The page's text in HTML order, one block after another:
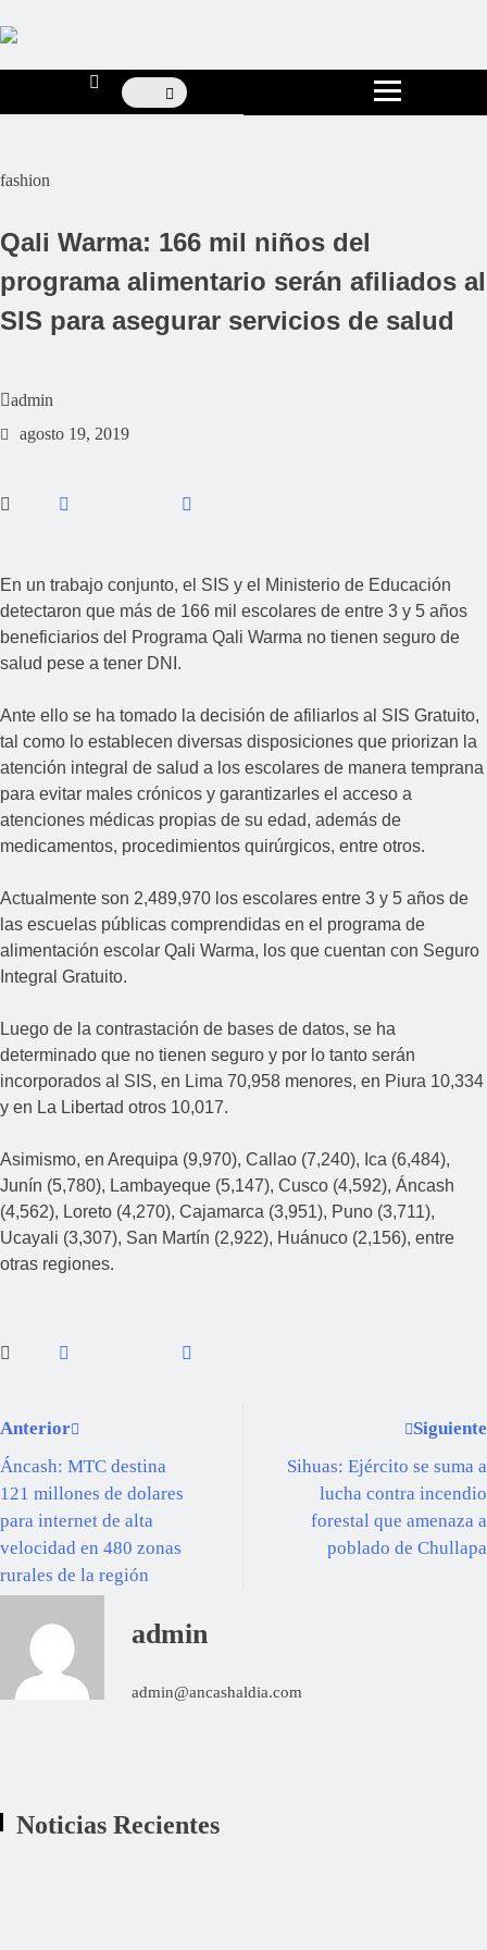
fashion
Qali Warma: 166 mil niños del
programa alimentario serán afiliados al
SIS para asegurar servicios de salud
admin
agosto 19, 2019
En un trabajo conjunto, el SIS y el Ministerio de Educación
detectaron que más de 166 mil escolares de entre 3 y 5 años
beneficiarios del Programa Qali Warma no tienen seguro de
salud pese a tener DNI.
Ante ello se ha tomado la decisión de afiliarlos al SIS Gratuito,
tal como lo establecen diversas disposiciones que priorizan la
atención integral de salud a los escolares de manera temprana
para evitar males crónicos y garantizarles el acceso a
atenciones médicas propias de su edad, además de
medicamentos, procedimientos quirúrgicos, entre otros.
Actualmente son 2,489,970 los escolares entre 3 y 5 años de
las escuelas públicas comprendidas en el programa de
alimentación escolar Qali Warma, los que cuentan con Seguro
Integral Gratuito.
Luego de la contrastación de bases de datos, se ha
determinado que no tienen seguro y por lo tanto serán
incorporados al SIS, en Lima 70,958 menores, en Piura 10,334
y en La Libertad otros 10,017.
Asimismo, en Arequipa (9,970), Callao (7,240), Ica (6,484),
Junín (5,780), Lambayeque (5,147), Cusco (4,592), Áncash
(4,562), Loreto (4,270), Cajamarca (3,951), Puno (3,711),
Ucayali (3,307), San Martín (2,922), Huánuco (2,156), entre
otras regiones.
Anterior
Áncash: MTC destina
121 millones de dolares
para internet de alta
velocidad en 480 zonas
rurales de la región
Siguiente
Sihuas: Ejército se suma a
lucha contra incendio
forestal que amenaza a
poblado de Chullapa
admin
admin@ancashaldia.com
Noticias Recientes